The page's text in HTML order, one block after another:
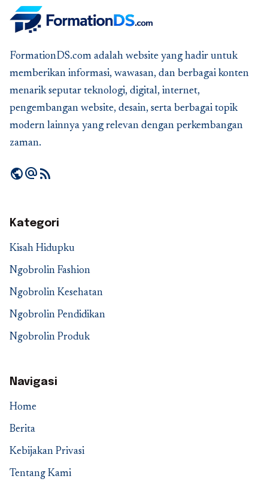
FormationDS.com adalah website yang hadir untuk
memberikan informasi, wawasan, dan berbagai konten
menarik seputar teknologi, digital, internet,
pengembangan website, desain, serta berbagai topik
modern lainnya yang relevan dengan perkembangan
zaman.
publicalternate_emailrss_feed
Kategori
Kisah Hidupku
Ngobrolin Fashion
Ngobrolin Kesehatan
Ngobrolin Pendidikan
Ngobrolin Produk
Navigasi
Home
Berita
Kebijakan Privasi
Tentang Kami